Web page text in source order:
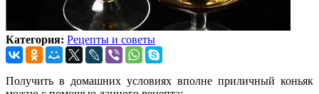
Категория: Рецепты и советы
Получить в домашних условиях вполне приличный коньяк